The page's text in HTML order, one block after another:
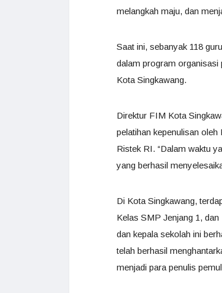
melangkah maju, dan
Saat ini, sebanyak 118
dalam program organisasi
Kota Singkawang.
Direktur FIM Kota
pelatihan kepenulisan
Ristek RI. “Dalam waktu
yang berhasil
Di Kota Singkawang,
Kelas SMP Jenjang 1,
dan kepala sekolah ini
telah berhasil
menjadi para penulis